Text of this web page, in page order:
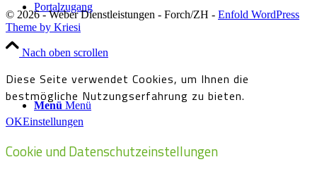
Portalzugang
Menü Menü
© 2026 - Weber Dienstleistungen - Forch/ZH - Enfold WordPress
Theme by Kriesi
Nach oben scrollen
Diese Seite verwendet Cookies, um Ihnen die
bestmögliche Nutzungserfahrung zu bieten.
OKEinstellungen
Cookie und Datenschutzeinstellungen